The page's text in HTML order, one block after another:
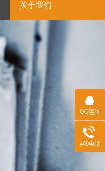
关于我们
QQ咨询
400电话